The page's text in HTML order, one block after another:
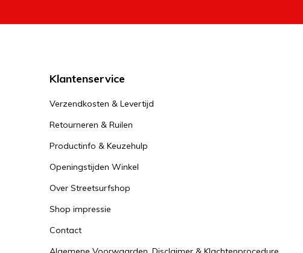
Klantenservice
Verzendkosten & Levertijd
Retourneren & Ruilen
Productinfo & Keuzehulp
Openingstijden Winkel
Over Streetsurfshop
Shop impressie
Contact